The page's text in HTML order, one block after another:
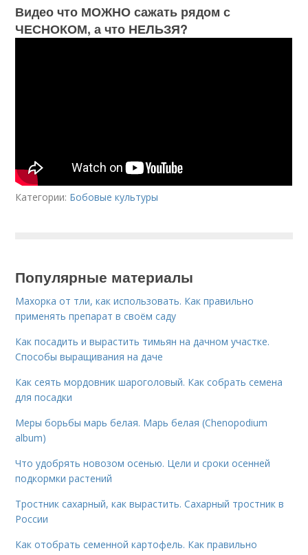
Видео что МОЖНО сажать рядом с
ЧЕСНОКОМ, а что НЕЛЬЗЯ?
Категории: Бобовые культуры
Популярные материалы
Махорка от тли, как использовать. Как правильно
применять препарат в своём саду
Как посадить и вырастить тимьян на дачном участке.
Способы выращивания на даче
Как сеять мордовник шароголовый. Как собрать семена
для посадки
Меры борьбы марь белая. Марь белая (Chenopodium
album)
Что удобрять новозом осенью. Цели и сроки осенней
подкормки растений
Тростник сахарный, как вырастить. Сахарный тростник в
России
Как отобрать семенной картофель. Как правильно